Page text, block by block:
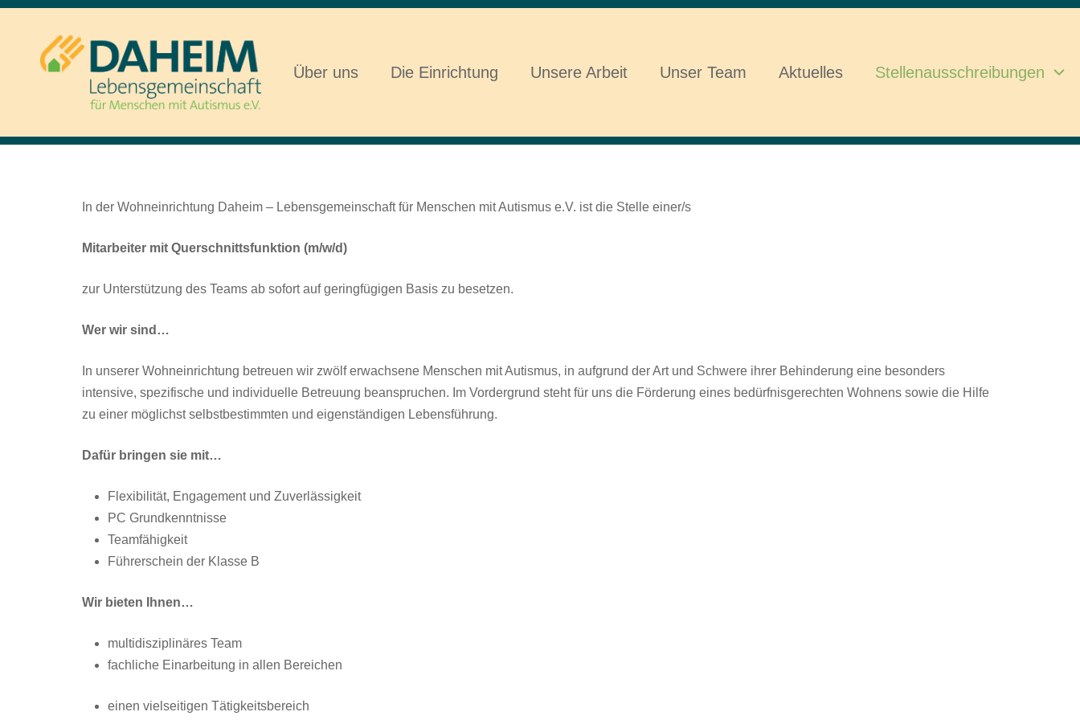
Zum
springen
Über uns Die Einrichtung Unsere Arbeit Unser Team Aktuelles Stellenausschreibungen
In der Wohneinrichtung Daheim – Lebensgemeinschaft für Menschen mit Autismus e.V. ist die Stelle einer/s
Mitarbeiter mit Querschnittsfunktion (m/w/d)
zur Unterstützung des Teams ab sofort auf geringfügigen Basis zu besetzen.
Wer wir sind…
In unserer Wohneinrichtung betreuen wir zwölf erwachsene Menschen mit Autismus, in aufgrund der Art und Schwere ihrer Behinderung eine besonders
intensive, spezifische und individuelle Betreuung beanspruchen. Im Vordergrund steht für uns die Förderung eines bedürfnisgerechten Wohnens sowie die Hilfe
zu einer möglichst selbstbestimmten und eigenständigen Lebensführung.
Dafür bringen sie mit…
Flexibilität, Engagement und Zuverlässigkeit
PC Grundkenntnisse
Teamfähigkeit
Führerschein der Klasse B
Wir bieten Ihnen…
multidisziplinäres Team
fachliche Einarbeitung in allen Bereichen
einen vielseitigen Tätigkeitsbereich